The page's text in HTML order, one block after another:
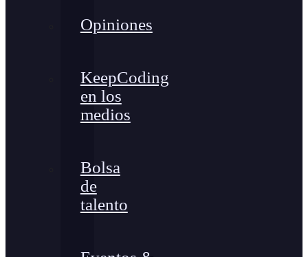
Opiniones
KeepCoding
en los
medios
Bolsa
de
talento